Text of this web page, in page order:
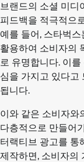
브랜드의 소셜 미디
피드백을 적극적으
예를 들어, 스타벅
활용하여 소비자의
로 유명합니다. 이
심을 가지고 있다고
됩니다.
이와 같은 소비자와
다층적으로 만들어
터랙티브 광고를 통
제작하면, 소비자의